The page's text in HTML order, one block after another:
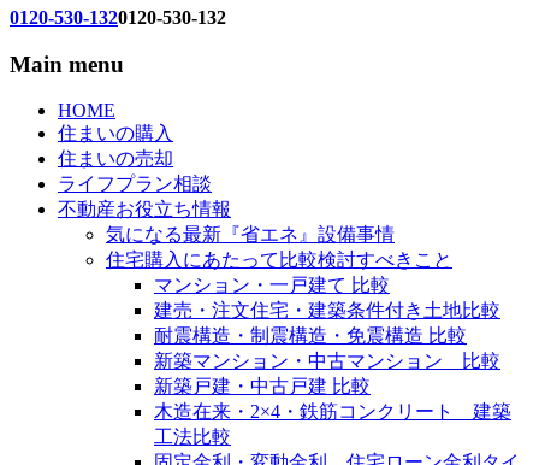
0120-530-1320120-530-132
Main menu
HOME
住まいの購入
住まいの売却
ライフプラン相談
不動産お役立ち情報
気になる最新『省エネ』設備事情
住宅購入にあたって比較検討すべきこと
マンション・一戸建て 比較
建売・注文住宅・建築条件付き土地比較
耐震構造・制震構造・免震構造 比較
新築マンション・中古マンション 比較
新築戸建・中古戸建 比較
木造在来・2×4・鉄筋コンクリート 建築
工法比較